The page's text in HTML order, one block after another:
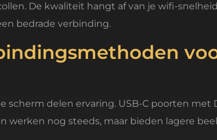
De kwaliteit hangt af van je wifi-
bedrade verbinding.
delen ervaring. USB-C poorten met
werken nog steeds, maar bieden lagere